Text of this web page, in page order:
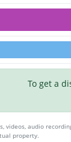
To get a
videos, audio
property.